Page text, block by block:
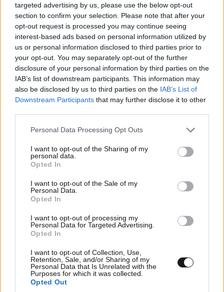
targeted advertising by us, please use the below opt-out
section to confirm your selection. Please note that after your
opt-out request is processed you may continue seeing
interest-based ads based on personal information utilized by
us or personal information disclosed to third parties prior to
your opt-out. You may separately opt-out of the further
disclosure of your personal information by third parties on the
IAB’s list of downstream participants. This information may
also be disclosed by us to third parties on the IAB’s List of
Downstream Participants that may further disclose it to other
Please note that this website/app uses one or more Google
not limited to your visit or usage behaviour. You may click to
grant or deny consent to Google and its third-party tags to
use your data for below specified purposes in below Google
consent section.
Personal Data Processing Opt Outs
I want to opt-out of the Sharing of my
personal data.
Opted In
I want to opt-out of the Sale of my
Personal Data.
Opted In
I want to opt-out of processing my
Personal Data for Targeted Advertising.
Opted In
I want to opt-out of Collection, Use,
Retention, Sale, and/or Sharing of my
Personal Data that Is Unrelated with the
Purposes for which it was collected.
Opted Out
Οι 5 ασκήσεις που πρέπει να κάνετε για μια ζωή
με δύναμη και αυτονομία – Ένα απλό αλλά
ιδανικό πρόγραμμα καθώς μεγαλώνετε